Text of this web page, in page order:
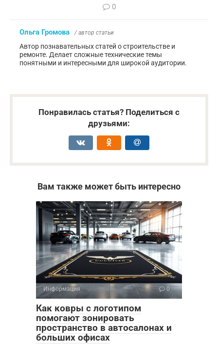
0
Ольга Громова / автор статьи
Автор познавательных статей о строительстве и
ремонте. Делает сложные технические темы
понятными и интересными для широкой аудитории.
Понравилась статья? Поделиться с
друзьями:
Вам также может быть интересно
Информация 0
Как ковры с логотипом
помогают зонировать
пространство в автосалонах и
больших офисах